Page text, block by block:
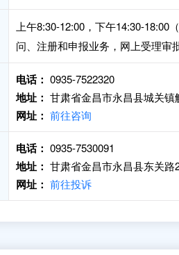
上午8:30-12:00，下午14:30-
问、注册和申报业务，网上受理审
电话： 0935-7522320
地址： 甘肃省金昌市永昌县城关
网址： 前往咨询
电话： 0935-7530091
地址： 甘肃省金昌市永昌县东关
网址： 前往投诉